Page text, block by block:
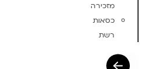
מזכירה
כסאות
רשת